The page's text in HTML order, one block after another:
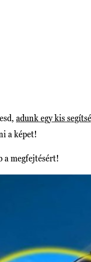
adunk egy kis
a képet!
a megfejtésért!